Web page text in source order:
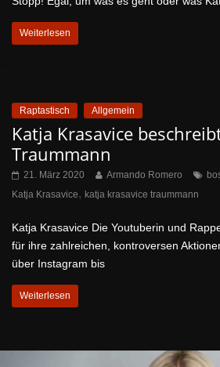
Weiterlesen
Raptastisch Allgemein
Katja Krasavice
Traummann
21. März 2020 Armando Romero
Katja Krasavice, katja krasavice traummann
Katja Krasavice Die Youtuberin und
für ihre zahlreichen, kontroversen
über Instagram bis
Weiterlesen